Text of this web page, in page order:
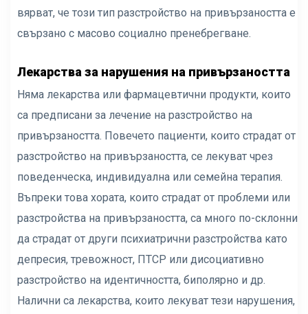
вярват, че този тип разстройство на привързаността е
свързано с масово социално пренебрегване.
Лекарства за нарушения на привързаността
Няма лекарства или фармацевтични продукти, които
са предписани за лечение на разстройство на
привързаността. Повечето пациенти, които страдат от
разстройство на привързаността, се лекуват чрез
поведенческа, индивидуална или семейна терапия.
Въпреки това хората, които страдат от проблеми или
разстройства на привързаността, са много по-склонни
да страдат от други психиатрични разстройства като
депресия, тревожност, ПТСР или дисоциативно
разстройство на идентичността, биполярно и др.
Налични са лекарства, които лекуват тези нарушения,